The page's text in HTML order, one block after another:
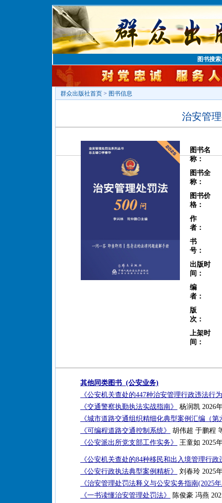
图书搜
群众出版社首页 > 图书信息
治安管
图书名
称：
图书全
称：
图书价
格：
作
者：
书
号：
出版时
间：
编
者：
版
次：
上架时
间：
其他同类图书 (公安业务)
《公安机关查处的447种治安管理行政违法行
《交通警察执勤执法实战指南》
杨润凯 2026
《城市道路交通组织精细化典型案例汇编（第
《可编程道路交通控制系统》
胡伟超 于鹏程
《公安派出所党支部工作实务》
王童如 2025
《公安机关查处的84种移民和出入境管理行
《公安行政执法典型案例精析》
刘春玲 2025
《治安管理处罚法释义与公安实务指南(2025
《一书读懂治安管理处罚法》
陈俊豪 冯燕